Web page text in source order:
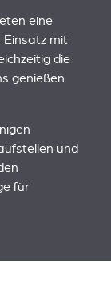
eine
Einsatz mit
die
genießen
und
für